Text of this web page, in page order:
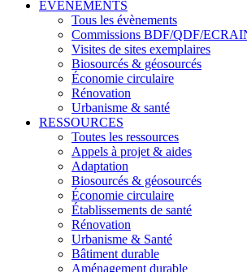
ÉVÉNEMENTS
Tous les évènements
Commissions BDF/QDF/
Visites de sites exemplaires
Biosourcés & géosourcés
Économie circulaire
Rénovation
Urbanisme & santé
RESSOURCES
Toutes les ressources
Appels à projet & aides
Adaptation
Biosourcés & géosourcés
Économie circulaire
Établissements de santé
Rénovation
Urbanisme & Santé
Bâtiment durable
Aménagement durable